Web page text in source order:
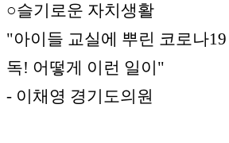
○슬기로운 자치생활
"아이들 교실에 뿌린 코로나
독! 어떻게 이런 일이"
- 이채영 경기도의원